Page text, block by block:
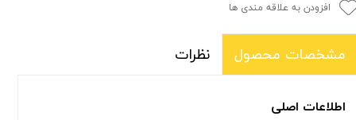
افزودن به علاقه مندی ها
مشخصات محصول نظرات
اطلاعات اصلی